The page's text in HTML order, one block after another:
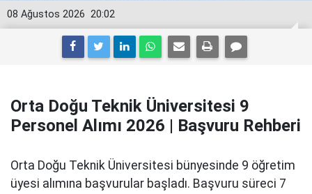
20:02
08 Ağustos 2026
Orta Doğu Teknik Üniversitesi 9
Personel Alımı 2026 | Başvuru Rehberi
Orta Doğu Teknik Üniversitesi bünyesinde 9 öğretim
üyesi alımına başvurular başladı. Başvuru süreci 7